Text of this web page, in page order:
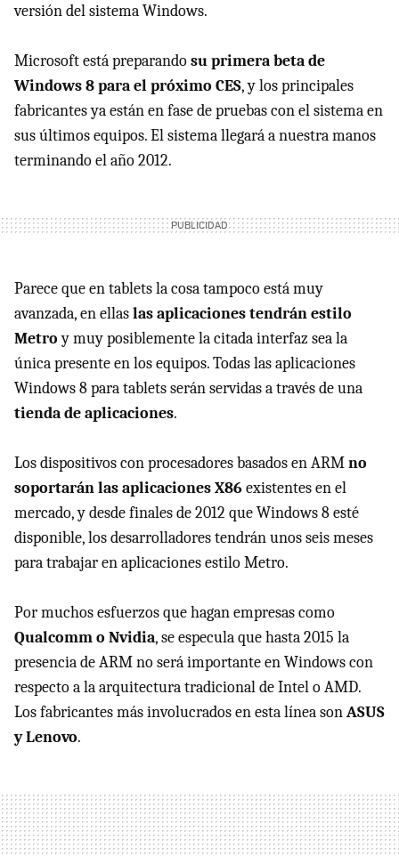
versión del sistema Windows.
Microsoft está preparandosu primera beta de
Windows 8 para el próximo CES, y los principales
fabricantes ya están en fase de pruebas con el sistema en
sus últimos equipos. El sistema llegará a nuestra manos
terminando el año 2012.
Parece que en tablets la cosa tampoco está muy
avanzada, en ellaslas aplicaciones tendrán estilo
Metroy muy posiblemente la citada interfaz sea la
única presente en los equipos. Todas las aplicaciones
Windows 8 para tablets serán servidas a través de una
tienda de aplicaciones.
Los dispositivos con procesadores basados enARMno
soportarán las aplicaciones X86existentes en el
mercado, y desde finales de 2012 que Windows 8 esté
disponible, los desarrolladores tendrán unos seis meses
para trabajar en aplicaciones estilo Metro.
Por muchos esfuerzos que hagan empresas como
Qualcomm o Nvidia, se especula que hasta 2015 la
presencia deARMno será importante en Windows con
respecto a la arquitectura tradicional de Intel oAMD.
Los fabricantes más involucrados en esta línea sonASUS
y Lenovo.